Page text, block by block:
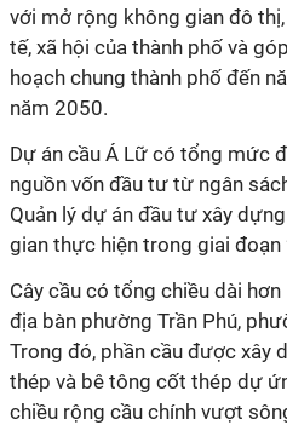
với mở rộng không gian đô
tế, xã hội của thành phố và
hoạch chung thành phố đến
năm 2050.
Dự án cầu Á Lữ có tổng mức
nguồn vốn đầu tư từ ngân
Quản lý dự án đầu tư xây
gian thực hiện trong giai
Cây cầu có tổng chiều dài
địa bàn phường Trần Phú,
Trong đó, phần cầu được xây
thép và bê tông cốt thép dự
chiều rộng cầu chính vượt